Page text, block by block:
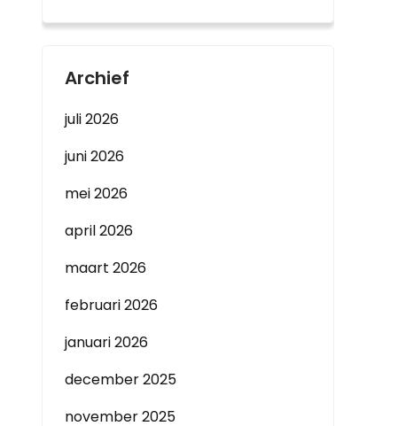
Archief
juli 2026
juni 2026
mei 2026
april 2026
maart 2026
februari 2026
januari 2026
december 2025
november 2025